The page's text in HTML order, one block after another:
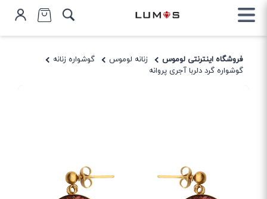
فروشگاه اینترنتی لوموس زنانه لوموس
گوشواره زنانه
گوشواره گرد دلربا آجری پروانه